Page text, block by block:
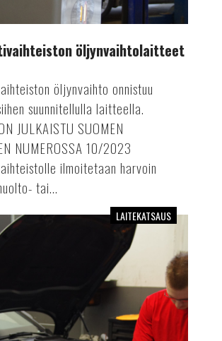
öljynvaihtolaitteet
öljynvaihto onnistuu
suunnitellulla laitteella.
JULKAISTU SUOMEN
NUMEROSSA 10/2023
ilmoitetaan harvoin
tai...
LAITEKATSAUS